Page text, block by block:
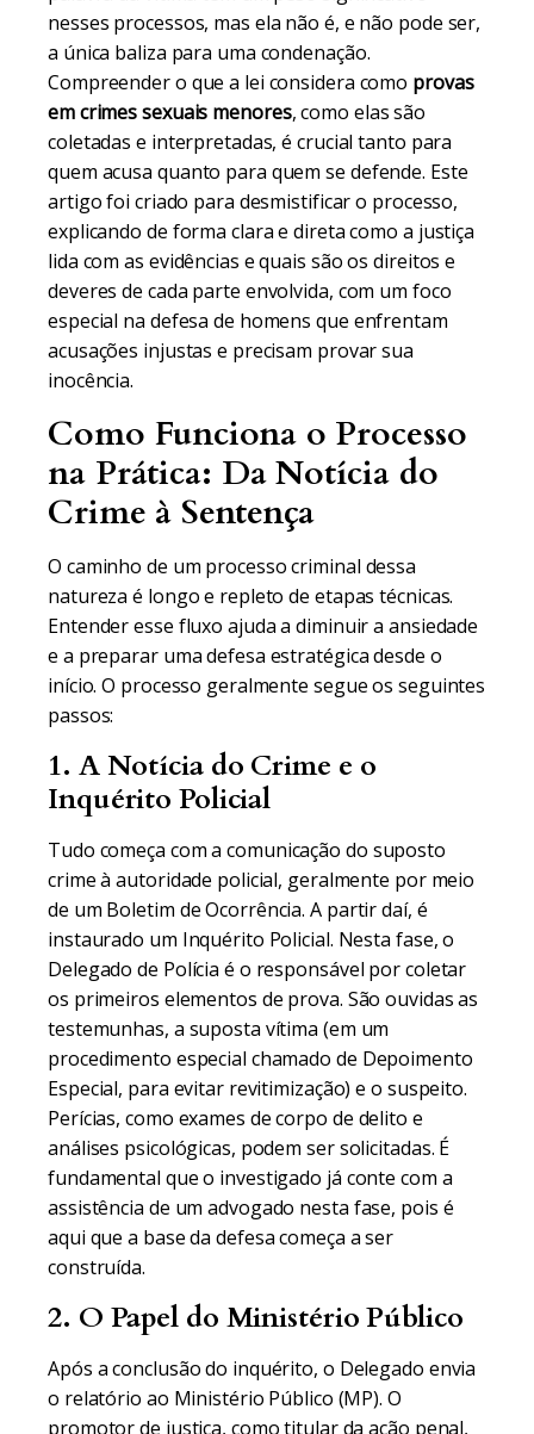
nesses processos, mas ela não é, e não pode ser,
a única baliza para uma condenação.
Compreender o que a lei considera como provas
em crimes sexuais menores, como elas são
coletadas e interpretadas, é crucial tanto para
quem acusa quanto para quem se defende. Este
artigo foi criado para desmistificar o processo,
explicando de forma clara e direta como a justiça
lida com as evidências e quais são os direitos e
deveres de cada parte envolvida, com um foco
especial na defesa de homens que enfrentam
acusações injustas e precisam provar sua
inocência.
Como Funciona o Processo
na Prática: Da Notícia do
Crime à Sentença
O caminho de um processo criminal dessa
natureza é longo e repleto de etapas técnicas.
Entender esse fluxo ajuda a diminuir a ansiedade
e a preparar uma defesa estratégica desde o
início. O processo geralmente segue os seguintes
passos:
1. A Notícia do Crime e o
Inquérito Policial
Tudo começa com a comunicação do suposto
crime à autoridade policial, geralmente por meio
de um Boletim de Ocorrência. A partir daí, é
instaurado um Inquérito Policial. Nesta fase, o
Delegado de Polícia é o responsável por coletar
os primeiros elementos de prova. São ouvidas as
testemunhas, a suposta vítima (em um
procedimento especial chamado de Depoimento
Especial, para evitar revitimização) e o suspeito.
Perícias, como exames de corpo de delito e
análises psicológicas, podem ser solicitadas. É
fundamental que o investigado já conte com a
assistência de um advogado nesta fase, pois é
aqui que a base da defesa começa a ser
construída.
2. O Papel do Ministério Público
Após a conclusão do inquérito, o Delegado envia
o relatório ao Ministério Público (MP). O
promotor de justiça, como titular da ação penal,